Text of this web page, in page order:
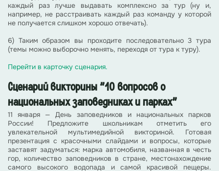
каждый раз лучше выдавать комплексно за тур (ну и,
например, не расстраивать каждый раз команду у которой
не получается слишком хорошо отвечать).
6) Таким образом вы проходите последовательно 3 тура
(темы можно выборочно менять, переходя от тура к туру).
Перейти в карточку сценария.
Сценарий викторины "10 вопросов о
национальных заповедниках и парках"
11 января — День заповедников и национальных парков
России! Предложите школьникам отметить его
увлекательной мультимедийной викториной. Готовая
презентация с красочными слайдами и вопросы, которые
заставят задуматься: марка автомобиля, названная в честь
гор, количество заповедников в стране, местонахождение
самого высокого водопада и самой красивой пещеры.